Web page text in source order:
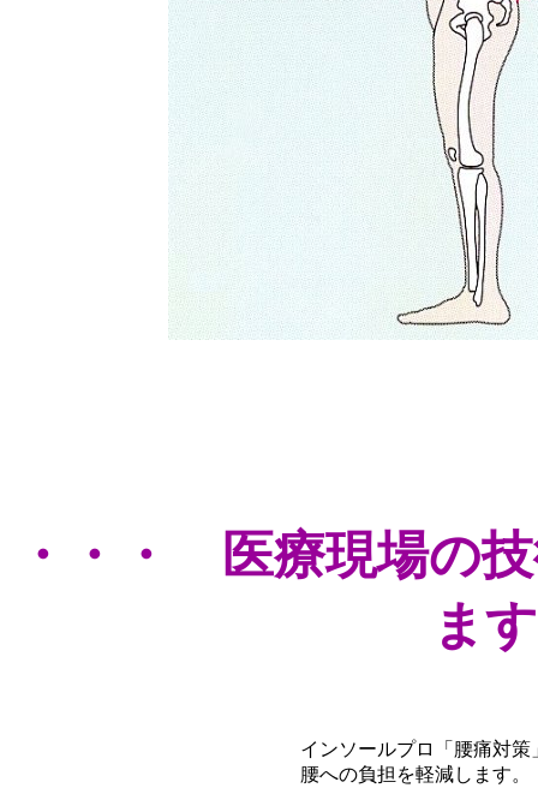
・・・ 医療現場の
ま
インソールプロ「腰痛対
腰への負担を軽減します。